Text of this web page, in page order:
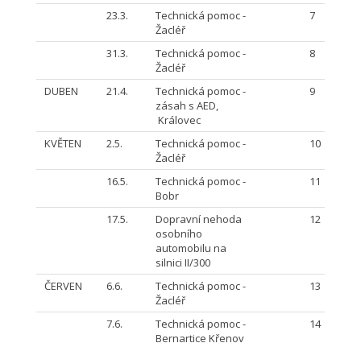
23.3.
Technická pomoc -
Žacléř
7
31.3.
Technická pomoc -
Žacléř
8
DUBEN 21.4.
Technická pomoc -
zásah s AED,
Královec
9
KVĚTEN 2.5.
Technická pomoc -
Žacléř
10
16.5.
Technická pomoc -
Bobr
11
17.5.
Dopravní nehoda
osobního
automobilu na
silnici II/300
12
ČERVEN 6.6.
Technická pomoc -
Žacléř
13
7.6.
Technická pomoc -
Bernartice Křenov
14